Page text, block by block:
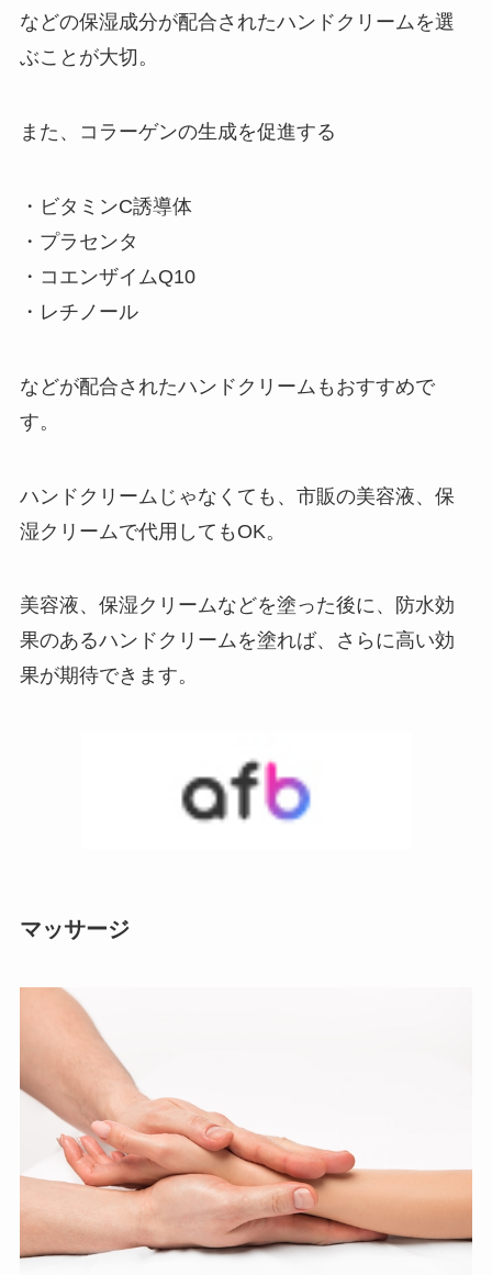
などの保湿成分が配合されたハンドクリームを選
ぶことが大切。
また、コラーゲンの生成を促進する
・ビタミンC誘導体
・プラセンタ
・コエンザイムQ10
・レチノール
などが配合されたハンドクリームもおすすめで
す。
ハンドクリームじゃなくても、市販の美容液、保
湿クリームで代用してもOK。
美容液、保湿クリームなどを塗った後に、防水効
果のあるハンドクリームを塗れば、さらに高い効
果が期待できます。
マッサージ